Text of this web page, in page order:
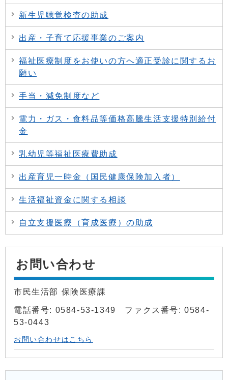
新生児聴覚検査の助成
出産・子育て応援事業のご案内
福祉医療制度をお使いの方へ適正受診に関するお
願い
手当・減免制度など
電力・ガス・食料品等価格高騰生活支援特別給付
金
乳幼児等福祉医療費助成
出産育児一時金（国民健康保険加入者）
生活福祉資金に関する相談
自立支援医療（育成医療）の助成
お問い合わせ
市民生活部 保険医療課
電話番号: 0584-53-1349 ファクス番号: 0584-
53-0443
お問い合わせはこちら